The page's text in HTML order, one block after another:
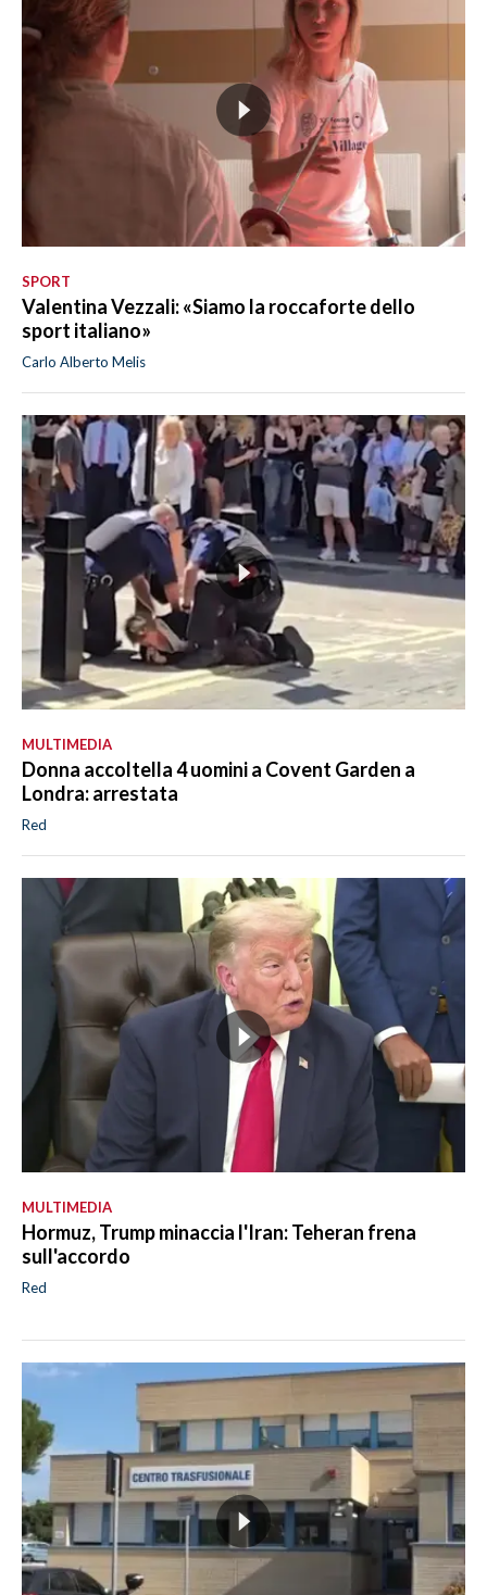
SPORT
Valentina Vezzali: «Siamo la roccaforte dello
sport italiano»
Carlo Alberto Melis
MULTIMEDIA
Donna accoltella 4 uomini a Covent Garden a
Londra: arrestata
Red
MULTIMEDIA
Hormuz, Trump minaccia l'Iran: Teheran frena
sull'accordo
Red